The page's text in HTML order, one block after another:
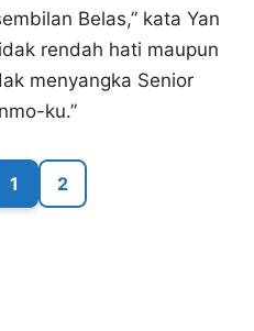
Belas,” kata Yan
rendah hati maupun
menyangka Senior
ku.”
1 2